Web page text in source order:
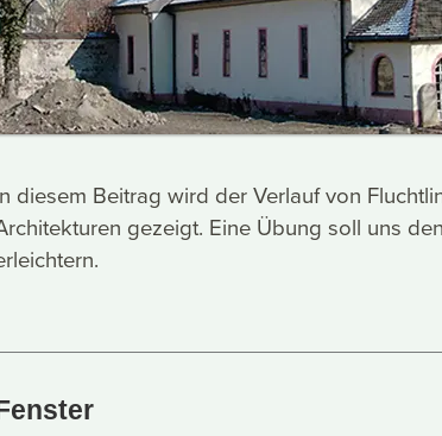
diesem Beitrag wird der Verlauf von
gezeigt. Eine Übung soll uns